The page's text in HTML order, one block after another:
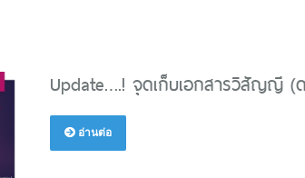
Update….! จุดเก็บเอกสารวิสัญญี (
อ่านต่อ